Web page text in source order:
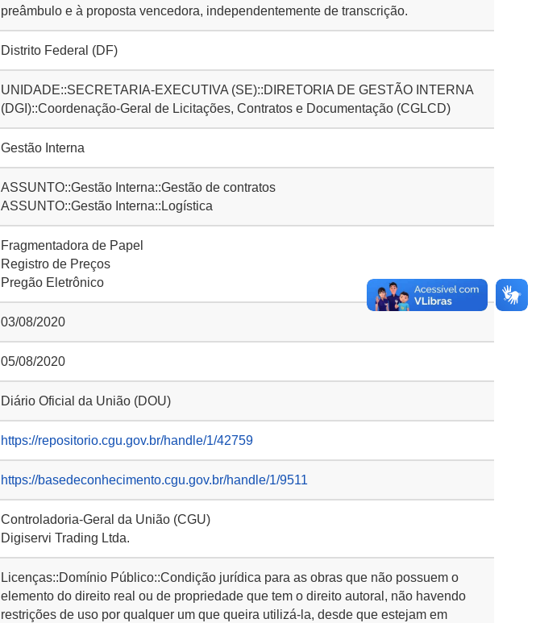
preâmbulo e à proposta vencedora, independentemente de transcrição.
Distrito Federal (DF)
UNIDADE::SECRETARIA-EXECUTIVA (SE)::DIRETORIA DE GESTÃO INTERNA
(DGI)::Coordenação-Geral de Licitações, Contratos e Documentação (CGLCD)
Gestão Interna
ASSUNTO::Gestão Interna::Gestão de contratos
ASSUNTO::Gestão Interna::Logística
Fragmentadora de Papel
Registro de Preços
Pregão Eletrônico
03/08/2020
05/08/2020
Diário Oficial da União (DOU)
https://repositorio.cgu.gov.br/handle/1/42759
https://basedeconhecimento.cgu.gov.br/handle/1/9511
Controladoria-Geral da União (CGU)
Digiservi Trading Ltda.
Licenças::Domínio Público::Condição jurídica para as obras que não possuem o
elemento do direito real ou de propriedade que tem o direito autoral, não havendo
restrições de uso por qualquer um que queira utilizá-la, desde que estejam em